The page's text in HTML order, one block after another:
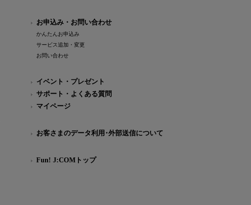
お申込み・お問い合わせ
かんたんお申込み
サービス追加・変更
お問い合わせ
イベント・プレゼント
サポート・よくある質問
マイページ
お客さまのデータ利用･外部送信について
Fun! J:COMトップ